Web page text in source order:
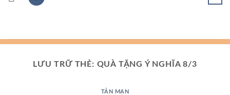
LƯU TRỮ THẺ: QUÀ TẶNG Ý NGHĨA 8/3
TẢN MẠN